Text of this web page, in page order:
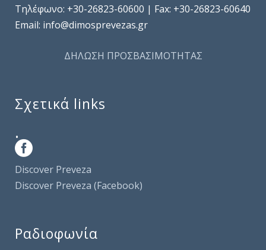
Τηλέφωνo: +30-26823-60600 | Fax: +30-26823-60640
Email: info@dimosprevezas.gr
ΔΗΛΩΣΗ ΠΡΟΣΒΑΣΙΜΟΤΗΤΑΣ
Σχετικά links
.
Discover Preveza
Discover Preveza (Facebook)
Ραδιοφωνία